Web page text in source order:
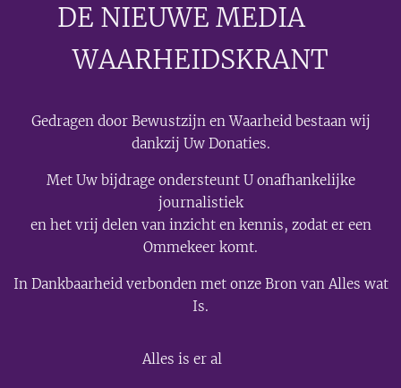
DE NIEUWE MEDIA🟣
WAARHEIDSKRANT
Gedragen door Bewustzijn en Waarheid bestaan wij
dankzij Uw Donaties.
Met Uw bijdrage ondersteunt U onafhankelijke
journalistiek
en het vrij delen van inzicht en kennis, zodat er een
Ommekeer komt.
In Dankbaarheid verbonden met onze Bron van Alles wat
Is.
Alles is er al